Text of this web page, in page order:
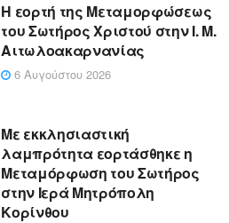
Η εορτή της Μεταμορφώσεως
του Σωτήρος Χριστού στην Ι. Μ.
Αιτωλοακαρνανίας
6 Αυγούστου 2026
Με εκκλησιαστική
λαμπρότητα εορτάσθηκε η
Μεταμόρφωση του Σωτήρος
στην Ιερά Μητρόπολη
Κορίνθου